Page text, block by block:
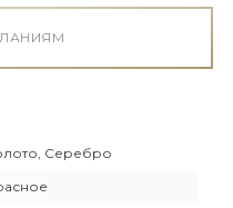
Серебро